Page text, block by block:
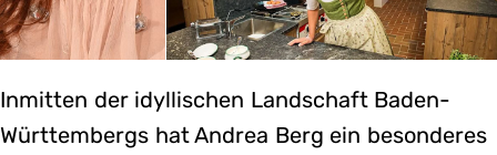
Inmitten der idyllischen Landschaft Baden-
Württembergs hat Andrea Berg ein besonderes